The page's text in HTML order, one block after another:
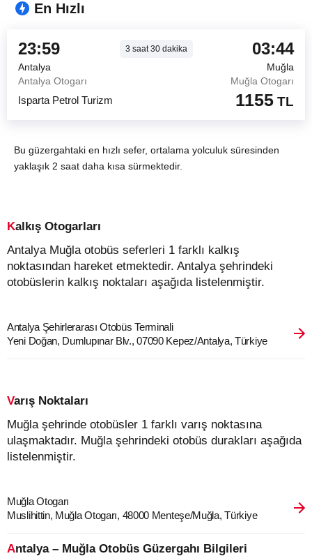
En Hızlı
23:59 3 saat30dakika 03:44
Antalya
Muğla
Antalya Otogarı
Muğla Otogarı
Isparta Petrol Turizm 1155 TL
Bu güzergahtaki en hızlı sefer, ortalama yolculuk süresinden
yaklaşık 2 saat daha kısa sürmektedir.
Kalkış Otogarları
Antalya Muğla otobüs seferleri 1 farklı kalkış
noktasından hareket etmektedir. Antalya şehrindeki
otobüslerin kalkış noktaları aşağıda listelenmiştir.
Antalya Şehirlerarası Otobüs Terminali
Yeni Doğan, Dumlupınar Blv., 07090 Kepez/Antalya, Türkiye
Varış Noktaları
Muğla şehrinde otobüsler 1 farklı varış noktasına
ulaşmaktadır. Muğla şehrindeki otobüs durakları aşağıda
listelenmiştir.
Muğla Otogarı
Muslihittin, Muğla Otogarı, 48000 Menteşe/Muğla, Türkiye
Antalya – Muğla Otobüs Güzergahı Bilgileri